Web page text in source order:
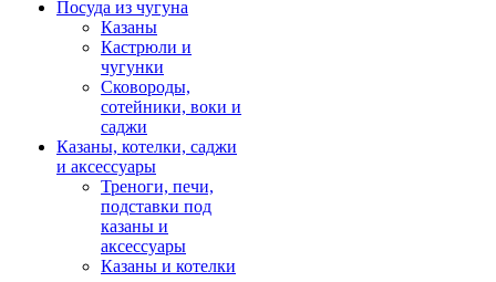
Посуда из чугуна
Казаны
Кастрюли и
чугунки
Сковороды,
сотейники, воки и
саджи
Казаны, котелки, саджи
и аксессуары
Треноги, печи,
подставки под
казаны и
аксессуары
Казаны и котелки